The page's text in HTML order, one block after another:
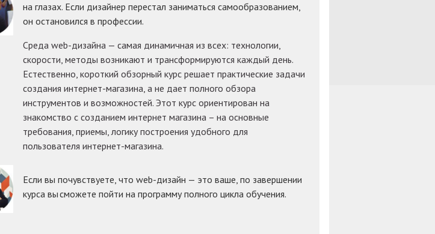
на глазах. Если дизайнер перестал заниматься самообразованием,
он остановился в профессии.
Среда web-дизайна — самая динамичная из всех: технологии,
скорости, методы возникают и трансформируются каждый день.
Естественно, короткий обзорный курс решает практические задачи
создания интернет-магазина, а не дает полного обзора
инструментов и возможностей. Этот курс ориентирован на
знакомство с созданием интернет магазина – на основные
требования, приемы, логику построения удобного для
пользователя интернет-магазина.
Если вы почувствуете, что web-дизайн — это ваше, по завершении
курса вы сможете пойти на программу полного цикла обучения.